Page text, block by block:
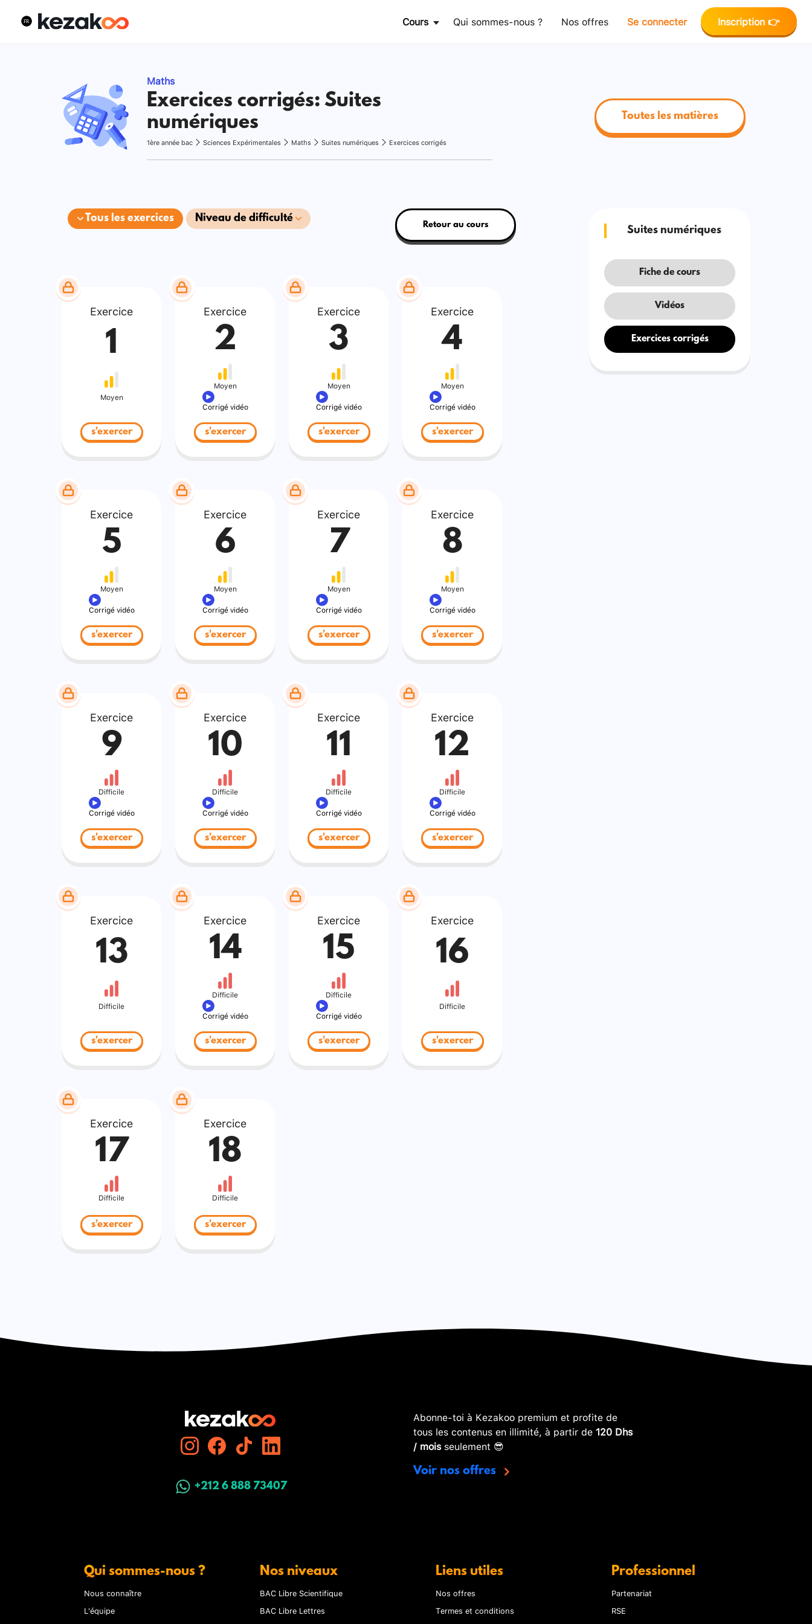
Cours Qui sommes-nous ? Nos offres Se connecter Inscription 👉
Maths
Exercices corrigés: Suites
numériques
1ère année bac Sciences Expérimentales Maths Suites numériques Exercices corrigés
Toutes les matières
Tous les exercices Niveau de difficulté
Retour au cours
Exercice
1
Moyen
s'exercer
Exercice
2
Moyen
Corrigé vidéo
s'exercer
Exercice
3
Moyen
Corrigé vidéo
s'exercer
Exercice
4
Moyen
Corrigé vidéo
s'exercer
Exercice
5
Moyen
Corrigé vidéo
s'exercer
Exercice
6
Moyen
Corrigé vidéo
s'exercer
Exercice
7
Moyen
Corrigé vidéo
s'exercer
Exercice
8
Moyen
Corrigé vidéo
s'exercer
Exercice
9
Difficile
Corrigé vidéo
s'exercer
Exercice
10
Difficile
Corrigé vidéo
s'exercer
Exercice
11
Difficile
Corrigé vidéo
s'exercer
Exercice
12
Difficile
Corrigé vidéo
s'exercer
Exercice
13
Difficile
s'exercer
Exercice
14
Difficile
Corrigé vidéo
s'exercer
Exercice
15
Difficile
Corrigé vidéo
s'exercer
Exercice
16
Difficile
s'exercer
Exercice
17
Difficile
s'exercer
Exercice
18
Difficile
s'exercer
Suites numériques
Fiche de cours
Vidéos
Exercices corrigés
+212 6 888 73407
Abonne-toi à Kezakoo premium et profite de
tous les contenus en illimité, à partir de 120 Dhs
/ moisseulement 😎
Voir nos offres
Qui sommes-nous ?
Nous connaître
L'équipe
Nos niveaux
BAC Libre Scientifique
BAC Libre Lettres
Liens utiles
Nos offres
Termes et conditions
Professionnel
Partenariat
RSE